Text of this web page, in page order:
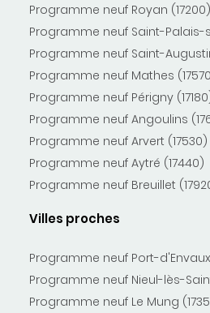
Programme neuf Royan (17200)
Programme neuf Saint-Palais-
Programme neuf Saint-
Programme neuf Mathes
Programme neuf Périgny
Programme neuf Angoulins
Programme neuf Arvert (17530)
Programme neuf Aytré (17440)
Programme neuf Breuillet
Villes proches
Programme neuf Port-d'Envaux
Programme neuf Nieul-lès-
Programme neuf Le Mung